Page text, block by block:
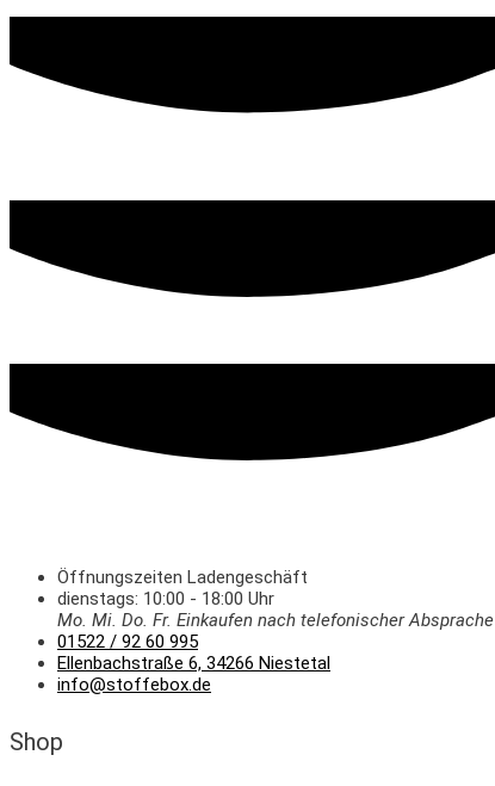
Öffnungszeiten Ladengeschäft
dienstags: 10:00 - 18:00 Uhr
Mo. Mi. Do. Fr. Einkaufen nach telefonischer Absprache
01522 / 92 60 995
Ellenbachstraße 6, 34266 Niestetal
info@stoffebox.de
Shop